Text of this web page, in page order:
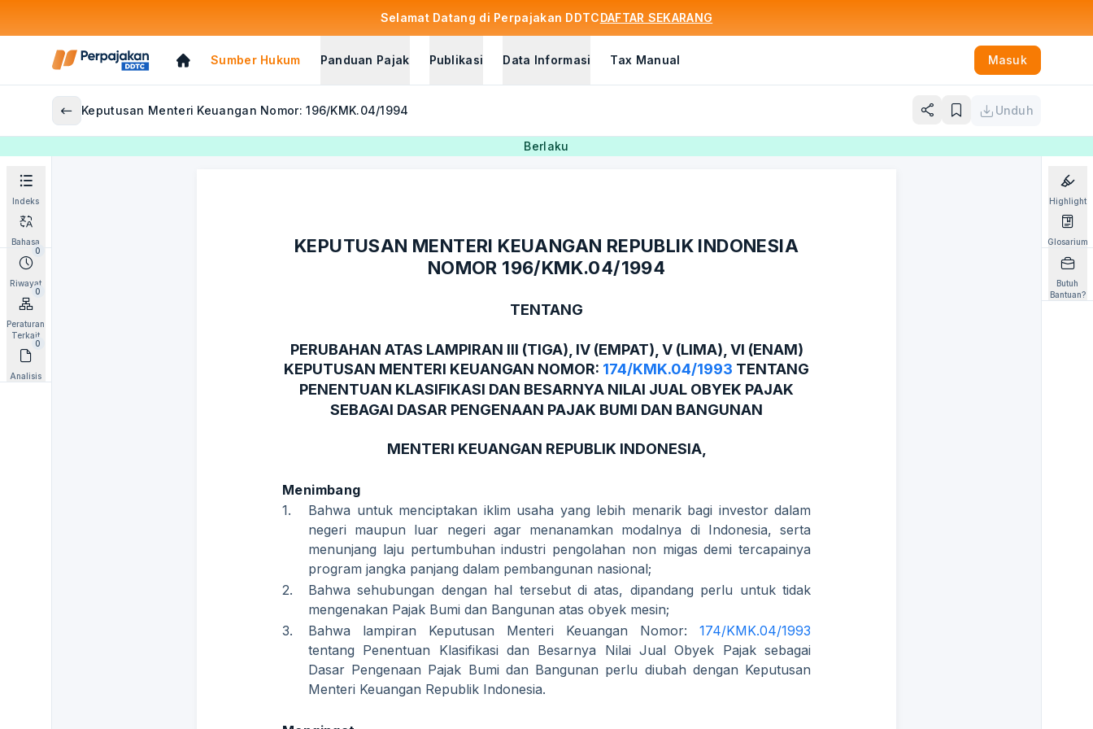
Selamat Datang di Perpajakan DDTCDAFTAR SEKARANG
Sumber Hukum Panduan Pajak Publikasi Data Informasi Tax Manual Masuk
Keputusan Menteri Keuangan Nomor: 196/KMK.04/1994 Unduh
Berlaku
Indeks
Bahasa
0
Riwayat
0
Peraturan
Terkait
0
Analisis
KEPUTUSAN MENTERI KEUANGAN REPUBLIK INDONESIA
NOMOR 196/KMK.04/1994
TENTANG
PERUBAHAN ATAS LAMPIRAN III (TIGA), IV (EMPAT), V (LIMA), VI (ENAM)
KEPUTUSAN MENTERI KEUANGAN NOMOR: 174/KMK.04/1993 TENTANG
PENENTUAN KLASIFIKASI DAN BESARNYA NILAI JUAL OBYEK PAJAK
SEBAGAI DASAR PENGENAAN PAJAK BUMI DAN BANGUNAN
MENTERI KEUANGAN REPUBLIK INDONESIA,
Menimbang
1.
Bahwa untuk menciptakan iklim usaha yang lebih menarik bagi investor dalam
negeri maupun luar negeri agar menanamkan modalnya di Indonesia, serta
menunjang laju pertumbuhan industri pengolahan non migas demi tercapainya
program jangka panjang dalam pembangunan nasional;
2.
Bahwa sehubungan dengan hal tersebut di atas, dipandang perlu untuk tidak
mengenakan Pajak Bumi dan Bangunan atas obyek mesin;
3.
Bahwa lampiran Keputusan Menteri Keuangan Nomor: 174/KMK.04/1993
tentang Penentuan Klasifikasi dan Besarnya Nilai Jual Obyek Pajak sebagai
Dasar Pengenaan Pajak Bumi dan Bangunan perlu diubah dengan Keputusan
Menteri Keuangan Republik Indonesia.
Highlight
Glosarium
Butuh
Bantuan?